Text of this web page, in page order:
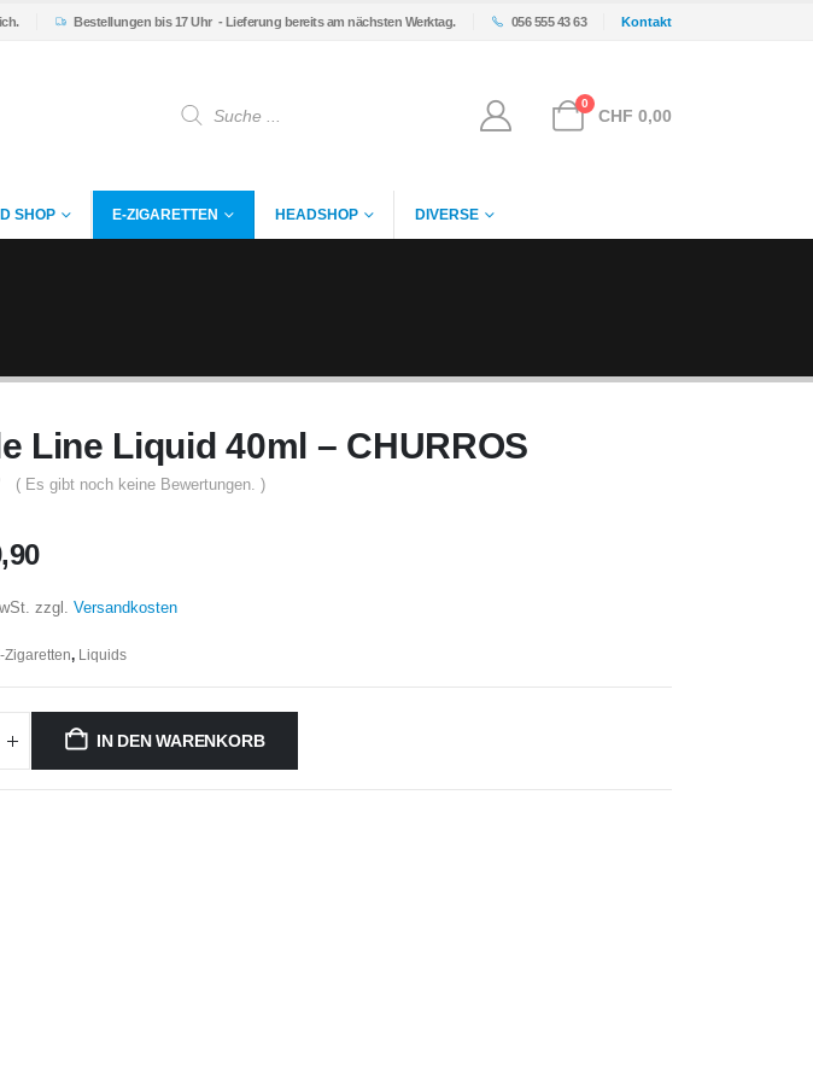
Bestellungen bis 17 Uhr- Lieferung bereits am nächsten Werktag. 056 555 43 63 Kontakt
Products
search
0
CHF 0,00
SHOP E-ZIGARETTEN HEADSHOP DIVERSE
Line Liquid 40ml – CHURROS
( Es gibt noch keine Bewertungen. )
zzgl. Versandkosten
Zigaretten, Liquids
IN DEN WARENKORB